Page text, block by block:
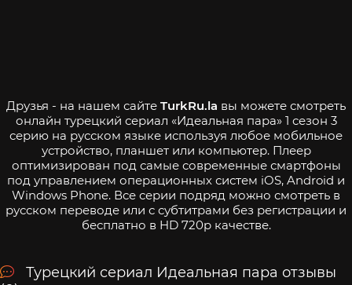
Друзья - на нашем сайте TurkRu.la вы можете смотреть
онлайн турецкий сериал «Идеальная пара» 1 сезон 3
серию на русском языке используя любое мобильное
устройство, планшет или компьютер. Плеер
оптимизирован под самые современные смартфоны
под управлением операционных систем iOS, Android и
Windows Phone. Все серии подряд можно смотреть в
русском переводе или с субтитрами без регистрации и
бесплатно в HD 720p качестве.
Турецкий сериал Идеальная пара отзывы